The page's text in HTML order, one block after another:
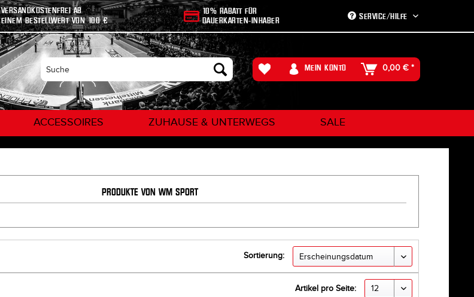
VERSANDKOSTENFREI AB
EINEM BESTELLWERT VON 100 €
10% RABATT FÜR
DAUERKARTEN-INHABER
SERVICE/HILFE
MEIN KONTO 0,00 € *
ACCESSOIRES ZUHAUSE & UNTERWEGS SALE
PRODUKTE VON WM SPORT
Sortierung:
Artikel pro Seite: